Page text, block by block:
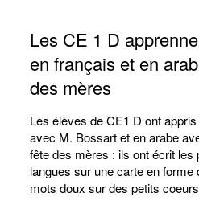
Les CE 1 D
en français et en
des mères
Les élèves de CE1 D ont
avec M. Bossart et en arabe
fête des mères : ils ont écrit les
langues sur une carte en forme
mots doux sur des petits